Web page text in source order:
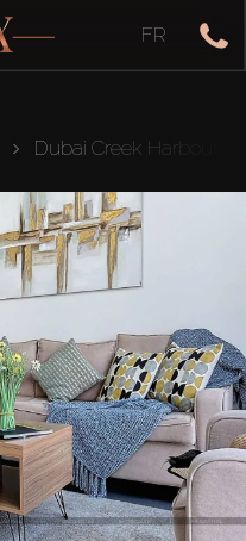
FR
Dubai Creek Harbour